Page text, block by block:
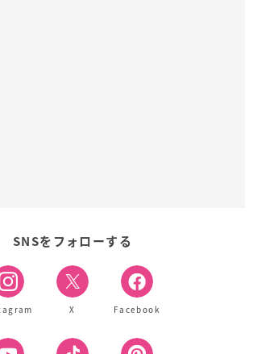
SNSをフォローする
X Facebook